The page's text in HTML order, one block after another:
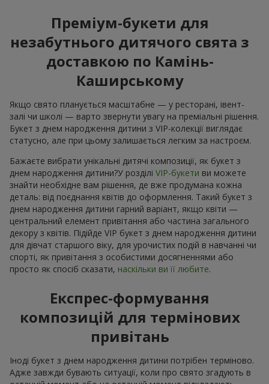
Преміум-букети для
незабутнього дитячого свята з
доставкою по Камінь-
Каширському
Якщо свято планується масштабне — у ресторані, івент-
залі чи школі — варто звернути увагу на преміальні рішення.
Букет з днем народження дитини з VIP-колекції виглядає
статусно, але при цьому залишається легким за настроєм.
Бажаєте вибрати унікальні дитячі композиції, як букет з
днем народження дитини?У розділі VIP-букети ви можете
знайти необхідне вам рішення, де вже продумана кожна
деталь: від поєднання квітів до оформлення. Такий букет з
днем народження дитини гарний варіант, якщо квіти —
центральний елемент привітання або частина загального
декору з квітів. Підійде VIP букет з днем народження дитини
для дівчат старшого віку, для урочистих подій в навчанні чи
спорті, як привітання з особистими досягненнями або
просто як спосіб сказати, наскільки ви її любите.
Експрес-формування
композицій для термінових
привітань
Іноді букет з днем народження дитини потрібен терміново.
Адже завжди бувають ситуації, коли про свято згадують в